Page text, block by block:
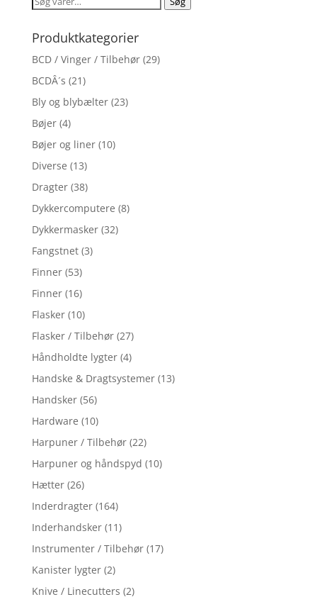
Produktkategorier
BCD / Vinger / Tilbehør (29)
BCDÂ´s (21)
Bly og blybælter (23)
Bøjer (4)
Bøjer og liner (10)
Diverse (13)
Dragter (38)
Dykkercomputere (8)
Dykkermasker (32)
Fangstnet (3)
Finner (53)
Finner (16)
Flasker (10)
Flasker / Tilbehør (27)
Håndholdte lygter (4)
Handske & Dragtsystemer (13)
Handsker (56)
Hardware (10)
Harpuner / Tilbehør (22)
Harpuner og håndspyd (10)
Hætter (26)
Inderdragter (164)
Inderhandsker (11)
Instrumenter / Tilbehør (17)
Kanister lygter (2)
Knive / Linecutters (2)